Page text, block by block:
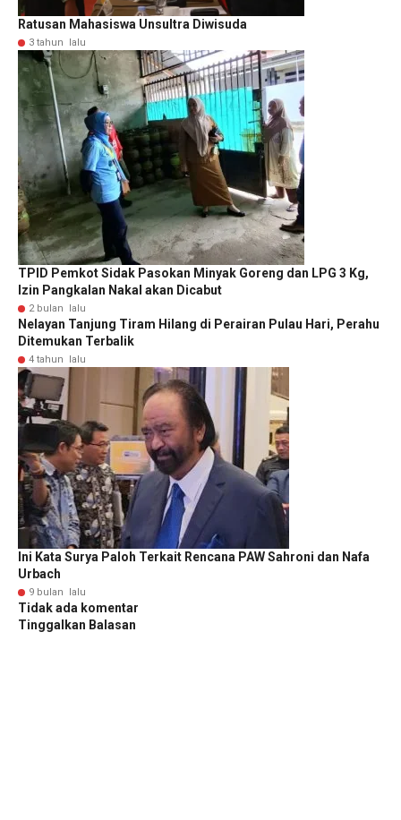
Ratusan Mahasiswa Unsultra Diwisuda
3 tahun lalu
TPID Pemkot Sidak Pasokan Minyak Goreng dan LPG 3 Kg,
Izin Pangkalan Nakal akan Dicabut
2 bulan lalu
Nelayan Tanjung Tiram Hilang di Perairan Pulau Hari, Perahu
Ditemukan Terbalik
4 tahun lalu
Ini Kata Surya Paloh Terkait Rencana PAW Sahroni dan Nafa
Urbach
9 bulan lalu
Tidak ada komentar
Tinggalkan Balasan